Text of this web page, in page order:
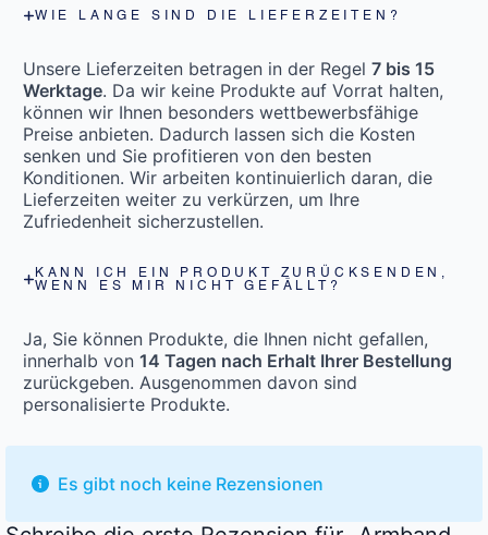
WIE LANGE SIND DIE LIEFERZEITEN?
Unsere Lieferzeiten betragen in der Regel 7 bis 15
Werktage. Da wir keine Produkte auf Vorrat halten,
können wir Ihnen besonders wettbewerbsfähige
Preise anbieten. Dadurch lassen sich die Kosten
senken und Sie profitieren von den besten
Konditionen. Wir arbeiten kontinuierlich daran, die
Lieferzeiten weiter zu verkürzen, um Ihre
Zufriedenheit sicherzustellen.
KANN ICH EIN PRODUKT ZURÜCKSENDEN,
WENN ES MIR NICHT GEFÄLLT?
Ja, Sie können Produkte, die Ihnen nicht gefallen,
innerhalb von 14 Tagen nach Erhalt Ihrer Bestellung
zurückgeben. Ausgenommen davon sind
personalisierte Produkte.
Es gibt noch keine Rezensionen